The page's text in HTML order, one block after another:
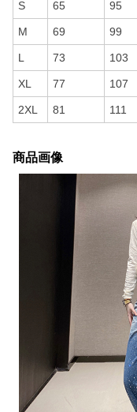
S 65 95
M 69 99
L 73 103
XL 77 107
2XL 81 111
商品画像